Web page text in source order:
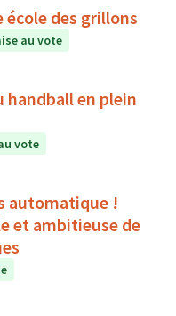
école des grillons
au vote
handball en plein
vote
automatique !
et ambitieuse de